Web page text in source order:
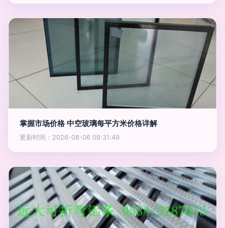
掌握市场价格 中空玻璃每平方米价格详解
更新时间：2026-08-06 09:31:49